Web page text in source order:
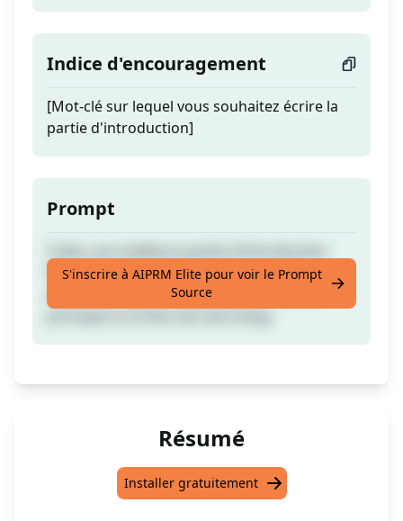
Indice d'encouragement
[Mot-clé sur lequel vous souhaitez écrire la
partie d'introduction]
Prompt
SEO optimisée et engageante pour vos
articles de blog en collant votre mot-clé
S'inscrire à AIPRM Elite pour voir le Prompt
Source
Résumé
Installer gratuitement